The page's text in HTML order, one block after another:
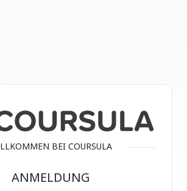
BEI COURSULA
ANMELDUNG